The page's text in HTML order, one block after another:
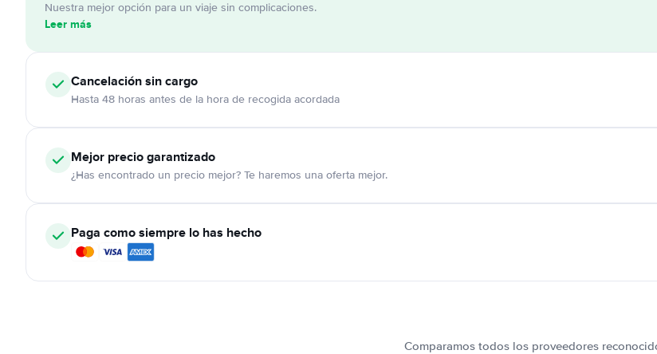
Nuestra mejor opción para un viaje sin complicaciones.
Leer más
Cancelaciónsin cargo
Hasta 48 horas antes de la hora de recogida acordada
Mejor precio garantizado
¿Has encontrado un precio mejor? Te haremos una oferta mejor.
Paga como siempre lo has hecho
Comparamos todos los proveedores